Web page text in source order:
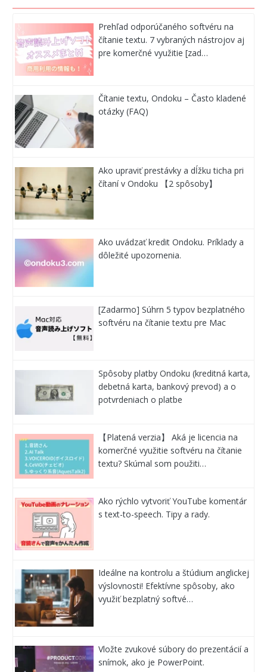
Prehľad odporúčaného softvéru na
čítanie textu. 7 vybraných nástrojov aj
pre komerčné využitie [zad…
Čítanie textu, Ondoku – Často kladené
otázky (FAQ)
Ako upraviť prestávky a dĺžku ticha pri
čítaní v Ondoku 【2 spôsoby】
Ako uvádzať kredit Ondoku. Príklady a
dôležité upozornenia.
[Zadarmo] Súhrn 5 typov bezplatného
softvéru na čítanie textu pre Mac
Spôsoby platby Ondoku (kreditná karta,
debetná karta, bankový prevod) a o
potvrdeniach o platbe
【Platená verzia】 Aká je licencia na
komerčné využitie softvéru na čítanie
textu? Skúmal som použiti…
Ako rýchlo vytvoriť YouTube komentár
s text-to-speech. Tipy a rady.
Ideálne na kontrolu a štúdium anglickej
výslovnosti! Efektívne spôsoby, ako
využiť bezplatný softvé…
Vložte zvukové súbory do prezentácií a
snímok, ako je PowerPoint.